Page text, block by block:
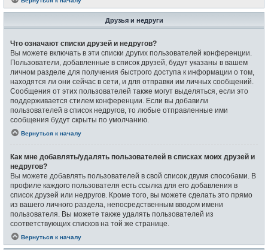
Друзья и недруги
Что означают списки друзей и недругов?
Вы можете включать в эти списки других пользователей конференции.
Пользователи, добавленные в список друзей, будут указаны в вашем
личном разделе для получения быстрого доступа к информации о том,
находятся ли они сейчас в сети, и для отправки им личных сообщений.
Сообщения от этих пользователей также могут выделяться, если это
поддерживается стилем конференции. Если вы добавили
пользователей в список недругов, то любые отправленные ими
сообщения будут скрыты по умолчанию.
Вернуться к началу
Как мне добавлять/удалять пользователей в списках моих друзей и
недругов?
Вы можете добавлять пользователей в свой список двумя способами. В
профиле каждого пользователя есть ссылка для его добавления в
список друзей или недругов. Кроме того, вы можете сделать это прямо
из вашего личного раздела, непосредственным вводом имени
пользователя. Вы можете также удалять пользователей из
соответствующих списков на той же странице.
Вернуться к началу